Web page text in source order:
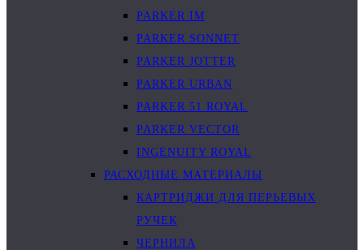
PARKER IM
PARKER SONNET
PARKER JOTTER
PARKER URBAN
PARKER 51 ROYAL
PARKER VECTOR
INGENUITY ROYAL
РАСХОДНЫЕ МАТЕРИАЛЫ
КАРТРИДЖИ ДЛЯ ПЕРЬЕВЫХ
РУЧЕК
ЧЕРНИЛА